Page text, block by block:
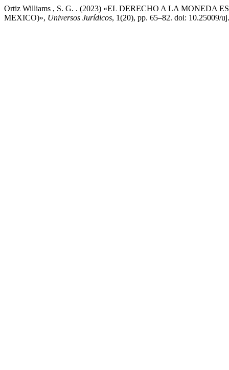
Ortiz Williams , S. G. . (2023) «EL DERECHO A LA MONEDA
MEXICO)», Universos Jurídicos, 1(20), pp. 65–82. doi: 10.25009/